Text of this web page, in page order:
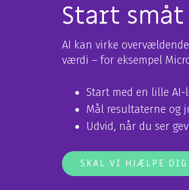
Start småt
AI kan virke
værdi – for eksempel
Start med en lille
Mål resultaterne og
Udvid, når du ser
SKAL VI HJÆLPE DIG